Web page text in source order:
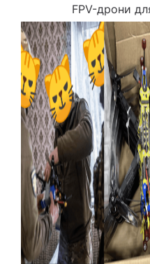
FPV-дрони